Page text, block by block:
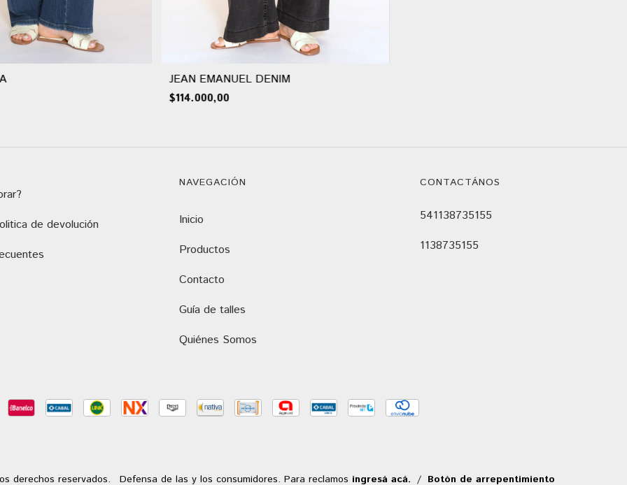
JEAN EMANUEL DENIM
$114.000,00
de devolución
NAVEGACIÓN
Inicio
Productos
Contacto
Guía de talles
Quiénes Somos
CONTACTÁNOS
541138735155
1138735155
derechos reservados. Defensa de las y los consumidores. Para reclamos ingresá acá. / Botón de arrepentimiento